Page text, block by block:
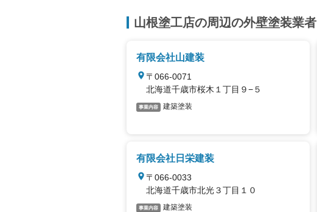
山根塗工店の周辺の外壁塗装業者
有限会社山建装
〒066-0071
北海道千歳市桜木１丁目９−５
事業内容 建築塗装
有限会社日栄建装
〒066-0033
北海道千歳市北光３丁目１０
事業内容 建築塗装